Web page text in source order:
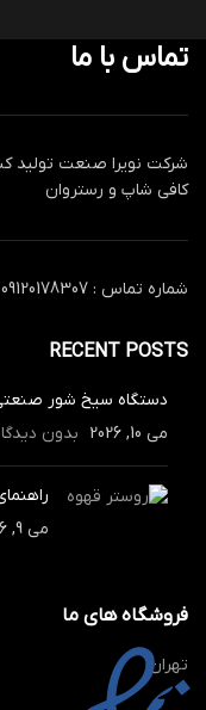
تماس با ما
شرکت نویرا صنعت تولید
کافی شاپ و رستروان
شماره تماس : 09120178307
RECENT POSTS
دستگاه سیخ شور
می 10, 2026
بدون
می 9, 2026
فروشگاه های ما
تهران